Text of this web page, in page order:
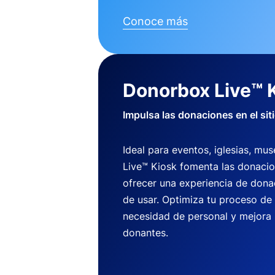
Conoce más
Donorbox Live™
Impulsa las donaciones en el
Ideal para eventos, iglesias,
Live™ Kiosk fomenta las
ofrecer una experiencia de
de usar. Optimiza tu proceso
necesidad de personal y
donantes.